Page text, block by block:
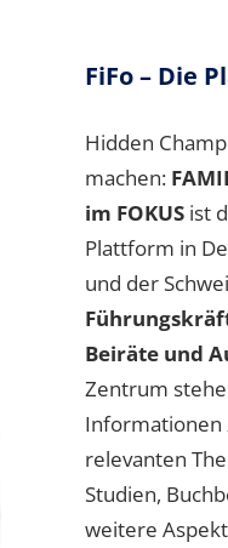
FiFo – Die
Hidden
machen:
im FOKUS ist
Plattform in
und der
Beiräte und
Zentrum
Informationen
relevanten
Studien,
weitere